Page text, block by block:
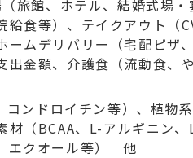
旅館、ホテル、結婚式場
食等）、テイクアウト（
ムデリバリー（宅配ピザ
出金額、介護食（流動食
ンドロイチン等）、植物
材（BCAA、L-アルギニン
エクオール等） 他